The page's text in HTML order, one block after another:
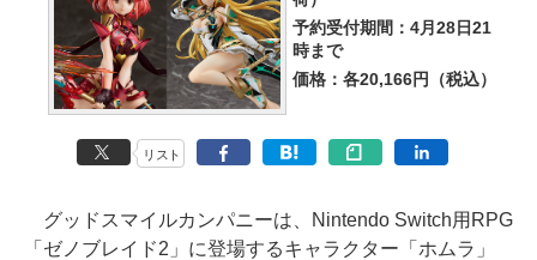
予約受付期間：4月28日21
時まで
価格：各20,166円（税込）
リスト
グッドスマイルカンパニーは、Nintendo Switch用RPG
「ゼノブレイド2」に登場するキャラクター「ホムラ」